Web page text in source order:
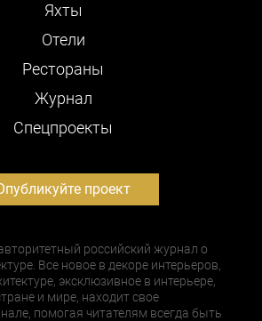
Яхты
Отели
Рестораны
Журнал
Cпецпроекты
проект
российский журнал о
Все новое в декоре интерьеров,
эксклюзивное в интерьере,
и мире, находит свое
помогая читателям всегда быть